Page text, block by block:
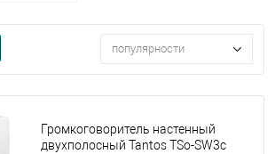
популярности
Громкоговоритель настенный
двухполосный Tantos TSo-SW3c